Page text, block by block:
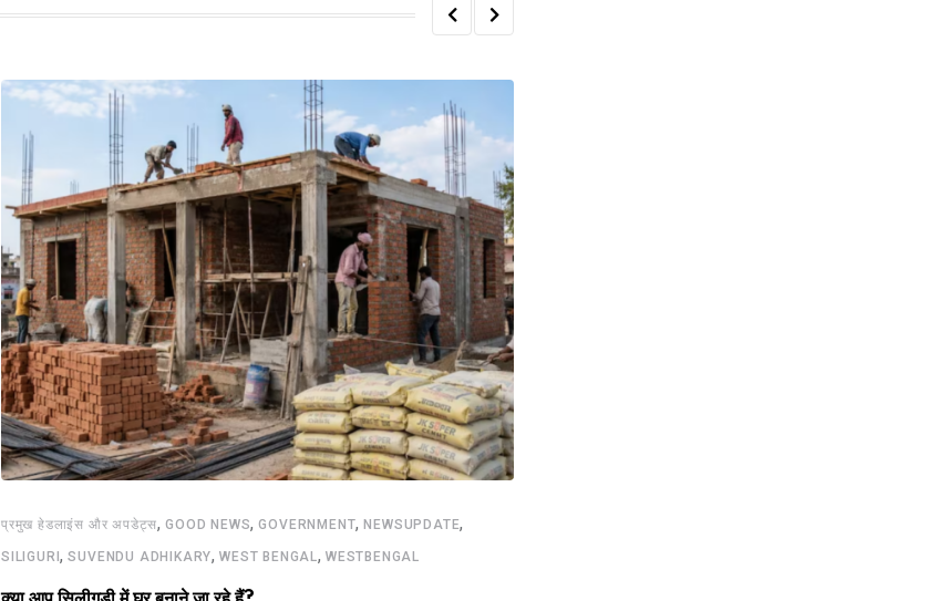
प्रमुख हेडलाइंस और अपडेट्स,GOOD NEWS,GOVERNMENT,NEWSUPDATE,
SILIGURI,SUVENDU ADHIKARY,WEST BENGAL,WESTBENGAL